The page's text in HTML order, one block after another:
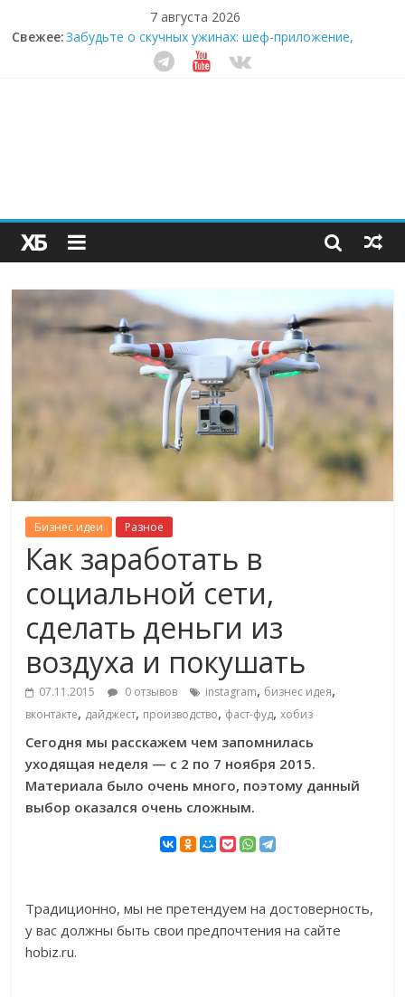
7 августа 2026
Свежее:Забудьте о скучных ужинах: шеф-приложение,
которое видит вашу еду насквозь
Небо зовёт: как бизнес на полётах дронов и
Секрет супергидратации: почему кокосовая вода с
пребиотиками становится главным трендом
здорового питания
Бизнес идеи Разное
Как заработать в
социальной сети,
сделать деньги из
воздуха и покушать
07.11.2015 0 отзывов instagram, бизнес идея,
вконтакте, дайджест, производство, фаст-фуд,хобиз
Сегодня мы расскажем чем запомнилась
уходящая неделя — с 2 по 7 ноября 2015.
Материала было очень много, поэтому данный
выбор оказался очень сложным.
Традиционно, мы не претендуем на достоверность,
у вас должны быть свои предпочтения на сайте
hobiz.ru.